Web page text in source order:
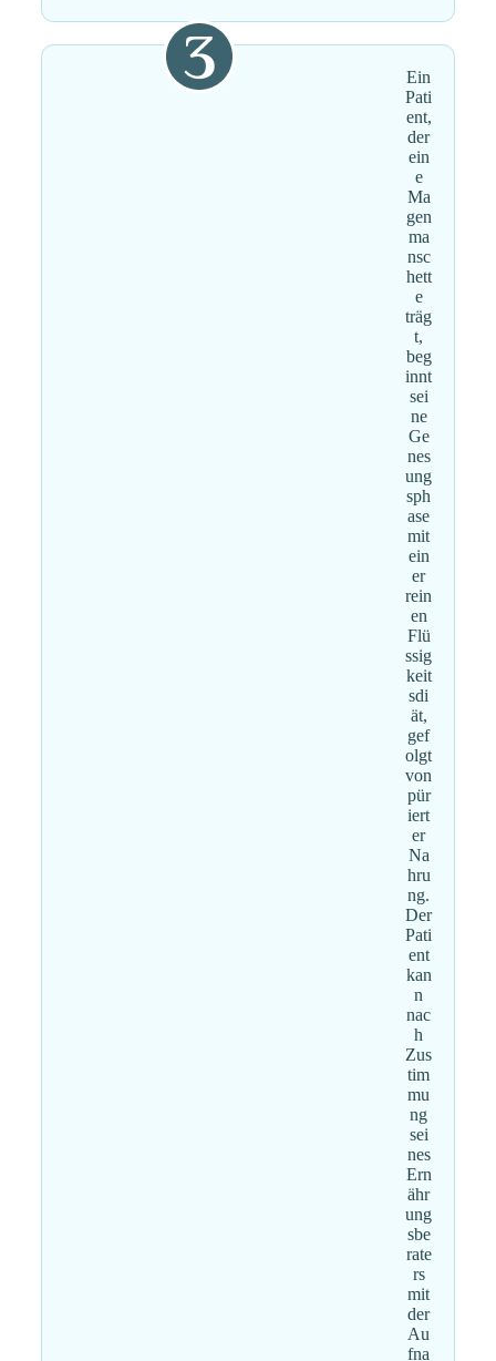
Ein
Pati
ent,
der
ein
e
Ma
gen
ma
nsc
hett
e
träg
t,
beg
innt
sei
ne
Ge
nes
ung
sph
ase
mit
ein
er
rein
en
Flü
ssig
keit
sdi
ät,
gef
olgt
von
pür
iert
er
Na
hru
ng.
Der
Pati
ent
kan
n
nac
h
Zus
tim
mu
ng
sei
nes
Ern
ähr
ung
sbe
rate
rs
mit
der
Au
fna